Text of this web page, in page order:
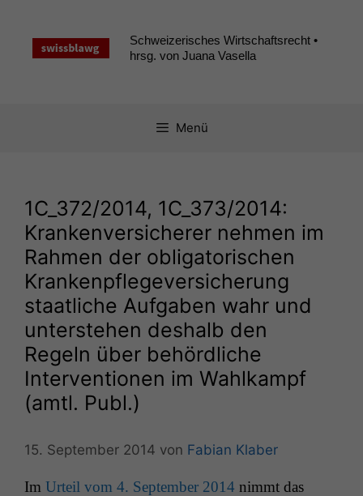
springen
Schweizerisches Wirtschaftsrecht •
hrsg. von Juana Vasella
Menü
1C_372/2014, 1C_373/2014:
Krankenversicherer nehmen im
Rahmen der obligatorischen
Krankenpflegeversicherung
staatliche Aufgaben wahr und
unterstehen deshalb den
Regeln über behördliche
Interventionen im Wahlkampf
(amtl. Publ.)
15. September 2014 von Fabian Klaber
Im Urteil vom 4. Sep­tem­ber 2014 nimmt das